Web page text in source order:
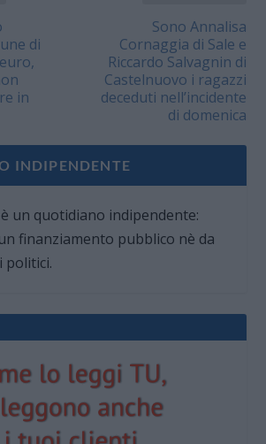
di
in
Sono Annalisa
Cornaggia di Sale e
Riccardo Salvagnin di
Castelnuovo i ragazzi
deceduti nell’incidente
di domenica
INDIPENDENTE
un quotidiano indipendente:
finanziamento pubblico nè da
politici.